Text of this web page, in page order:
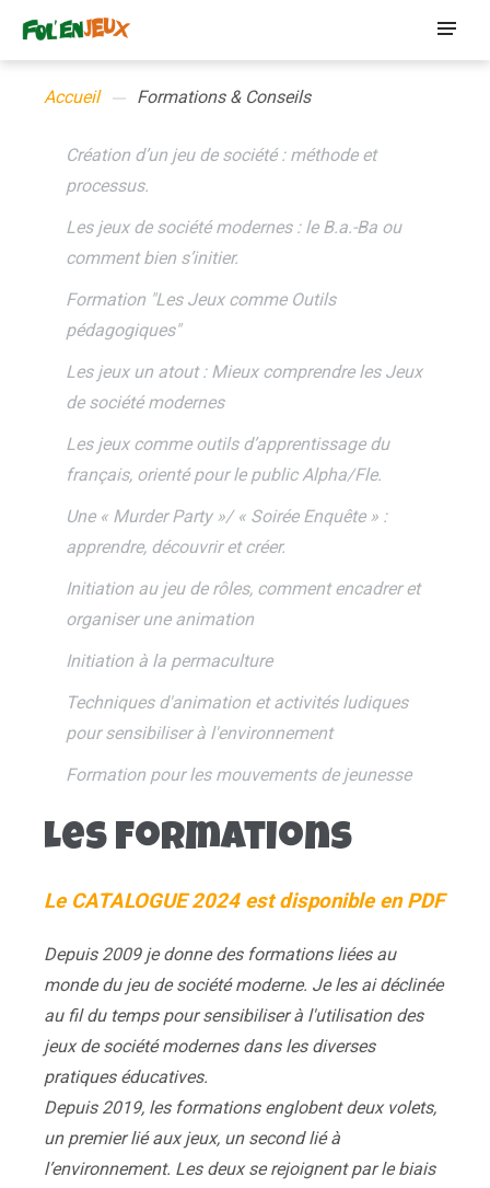
Accueil Formations & Conseils
Les Formations
Le CATALOGUE 2024 est disponible en PDF
Depuis 2009 je donne des formations liées au
monde du jeu de société moderne. Je les ai déclinée
au fil du temps pour sensibiliser à l'utilisation des
jeux de société modernes dans les diverses
pratiques éducatives.
Depuis 2019, les formations englobent deux volets,
un premier lié aux jeux, un second lié à
l’environnement. Les deux se rejoignent par le biais
Création d’un jeu de société : méthode et
processus.
Les jeux de société modernes : le B.a.-Ba ou
comment bien s’initier.
Formation "Les Jeux comme Outils
pédagogiques"
Les jeux un atout : Mieux comprendre les Jeux
de société modernes
Les jeux comme outils d’apprentissage du
français, orienté pour le public Alpha/Fle.
Une « Murder Party »/ « Soirée Enquête » :
apprendre, découvrir et créer.
Initiation au jeu de rôles, comment encadrer et
organiser une animation
Initiation à la permaculture
Techniques d'animation et activités ludiques
pour sensibiliser à l'environnement
Formation pour les mouvements de jeunesse